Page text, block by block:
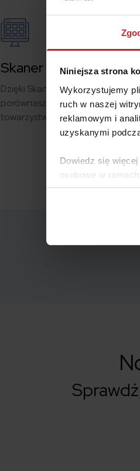
Niniejsza strona
Wykorzystujemy
ruch w naszej
reklamowym i
uzyskanymi
Dowiedz się
osobowe w ramach
Skaner
Dzięki Skanerowi w jednym
porównasz atrakcyjność cenową
towarzystw ubezpieczeniowych.